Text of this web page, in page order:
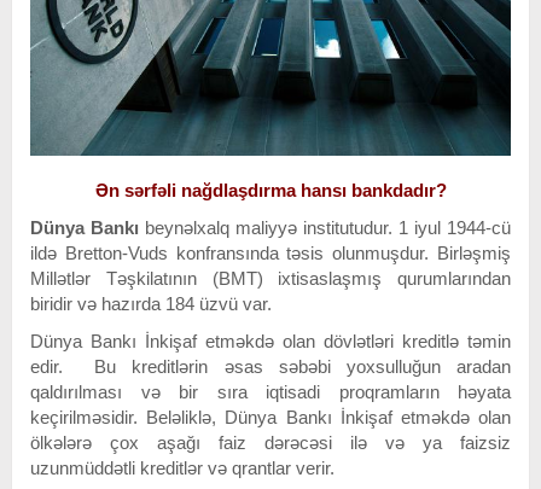
Ən sərfəli nağdlaşdırma hansı bankdadır?
Dünya Bankı beynəlxalq maliyyə institutudur. 1 iyul 1944-cü
ildə Bretton-Vuds konfransında təsis olunmuşdur. Birləşmiş
Millətlər Təşkilatının (BMT) ixtisaslaşmış qurumlarından
biridir və hazırda 184 üzvü var.
Dünya Bankı İnkişaf etməkdə olan dövlətləri kreditlə təmin
edir. Bu kreditlərin əsas səbəbi yoxsulluğun aradan
qaldırılması və bir sıra iqtisadi proqramların həyata
keçirilməsidir. Beləliklə, Dünya Bankı İnkişaf etməkdə olan
ölkələrə çox aşağı faiz dərəcəsi ilə və ya faizsiz
uzunmüddətli kreditlər və qrantlar verir.